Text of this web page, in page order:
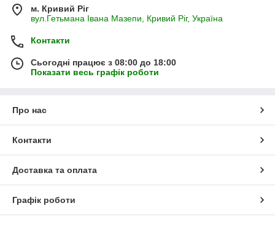
м. Кривий Ріг
вул.Гетьмана Івана Мазепи, Кривий Ріг, Україна
Контакти
Сьогодні працює з 08:00 до 18:00
Показати весь графік роботи
Про нас
Контакти
Доставка та оплата
Графік роботи